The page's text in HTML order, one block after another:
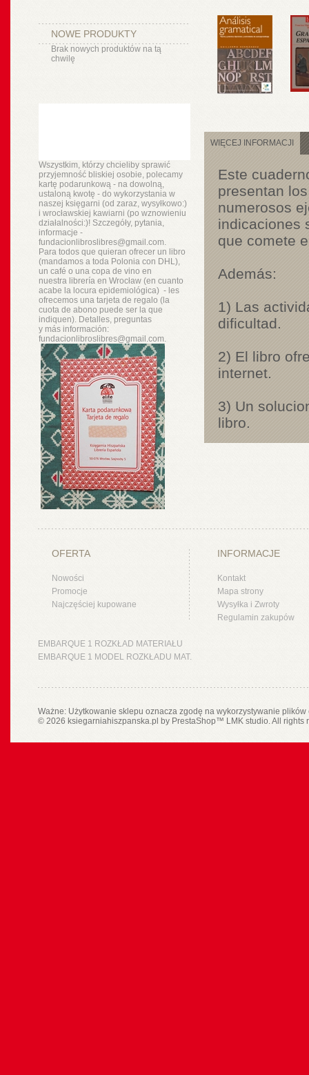
NOWE PRODUKTY
Brak nowych produktów na tą
chwilę
Wszystkim, którzy chcieliby sprawić
przyjemność bliskiej osobie, polecamy
kartę podarunkową - na dowolną,
ustaloną kwotę - do wykorzystania w
naszej księgarni (od zaraz, wysyłkowo:)
i wrocławskiej kawiarni (po wznowieniu
działalności:)! Szczegóły, pytania,
informacje -
fundacionlibroslibres@gmail.com.
Para todos que quieran ofrecer un libro
(mandamos a toda Polonia con DHL),
un café o una copa de vino en
nuestra libreríaen Wrocław (en cuanto
acabe la locura epidemiológica) - les
ofrecemos una tarjeta de regalo (la
cuota de abono puede ser la que
indiquen). Detalles, preguntas
y másinformación:
fundacionlibroslibres@gmail.com.
WIĘCEJ INFORMACJI
Este
presentan
numerosos
indicaciones
que comete
Además:
1) Las
dificultad.
2) El libro
internet.
3) Un
libro.
OFERTA
Nowości
Promocje
Najczęściej kupowane
INFORMACJE
Kontakt
Mapa strony
Wysyłka i Zwroty
Regulamin zakupów
EMBARQUE 1 ROZKŁAD MATERIAŁU
EMBARQUE 1 MODEL ROZKŁADU MAT.
Ważne: Użytkowanie sklepu oznacza zgodę na wykorzystywanie
© 2026 ksiegarniahiszpanska.pl by PrestaShop™ LMK studio. All rights